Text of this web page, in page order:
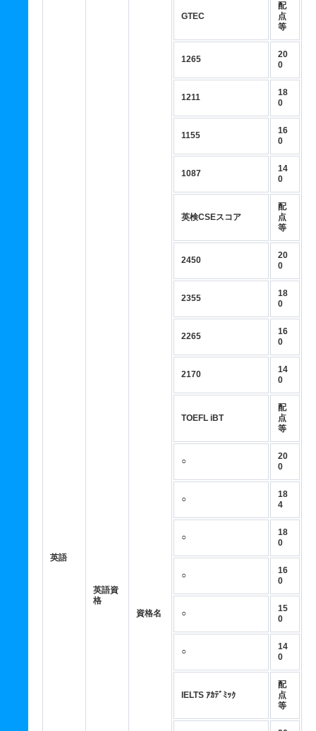
英語
英語資
格
資格名
GTEC
配
点
等
1265
20
0
1211
18
0
1155
16
0
1087
14
0
英検CSEスコア
配
点
等
2450
20
0
2355
18
0
2265
16
0
2170
14
0
TOEFL iBT
配
点
等
○
20
0
○
18
4
○
18
0
○
16
0
○
15
0
○
14
0
IELTS ｱｶﾃﾞﾐｯｸ
配
点
等